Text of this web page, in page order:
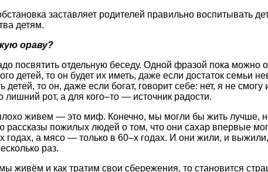
заставляет родителей правильно воспитывать
детям.
ораву?
посвятить отдельную беседу. Одной фразой пока можно
детей, то он будет их иметь, даже если достаток семьи
детей, то он, даже если богат, говорит себе: нет, я не
лишний рот, а для кого–то — источник радости.
живем — это миф. Конечно, мы могли бы жить лучше,
рассказы пожилых людей о том, что они сахар впервые
годах, а мясо — только в 60–х годах. И они жили, и
раз.
живём и как тратим свои сбережения, то становится